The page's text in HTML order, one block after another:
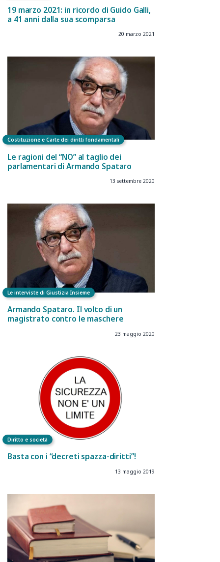
19 marzo 2021: in ricordo di Guido Galli,
a 41 anni dalla sua scomparsa
20 marzo 2021
Costituzione e Carte dei diritti fondamentali
Le ragioni del “NO” al taglio dei
parlamentari di Armando Spataro
13 settembre 2020
Le interviste di Giustizia Insieme
Armando Spataro. Il volto di un
magistrato contro le maschere
23 maggio 2020
Diritto e società
Basta con i “decreti spazza-diritti”!
13 maggio 2019